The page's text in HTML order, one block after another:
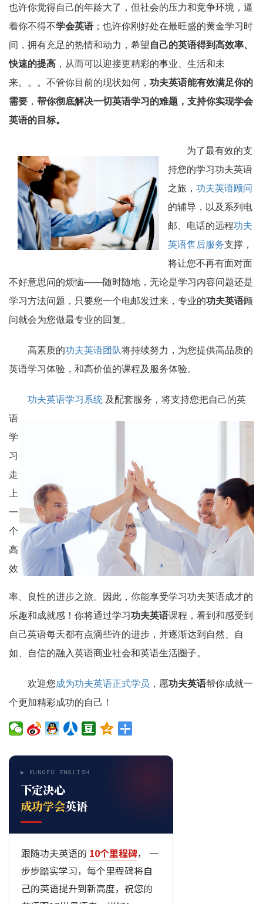
也许你觉得自己的年龄大了，但社会的压力和竞争环境，逼
着你不得不学会英语；也许你刚好处在最旺盛的黄金学习时
间，拥有充足的热情和动力，希望自己的英语得到高效率、
快速的提高 ，从而可以迎接更精彩的事业、生活和未
来。。。不管你目前的现状如何， 功夫英语能有效满足你的
需要 ， 帮你彻底解决一切英语学习的难题，支持你实现学会
英语的目标。
为了最有效的支
持您的学习功夫英语
之旅， 功夫英语顾问
的辅导，以及系列电
邮、电话的远程功夫
英语售后服务支撑，
将让您不再有面对面
不好意思问的烦恼——随时随地，无论是学习内容问题还是
学习方法问题，只要您一个电邮发过来，专业的功夫英语顾
问就会为您做最专业的回复。
高素质的功夫英语团队将持续努力，为您提供高品质的
英语学习体验，和高价值的课程及服务体验。
功夫英语学习系统 及配套服务，将支持您把自己的英
语
学
习
走
上
一
个
高
效
率、良性的进步之旅。因此，你能享受学习功夫英语成才的
乐趣和成就感！你将通过学习功夫英语课程，看到和感受到
自己英语每天都有点滴些许的进步，并逐渐达到自然、自
如、自信的融入英语商业社会和英语生活圈子。
欢迎您成为功夫英语正式学员 ，愿功夫英语帮你成就一
个更加精彩成功的自己！
▶ KUNGFU ENGLISH
下定决心
成功学会英语
跟随功夫英语的 10个里程碑， 一
步步踏实学习，每个里程碑将自
己的英语提升到新高度，祝您的